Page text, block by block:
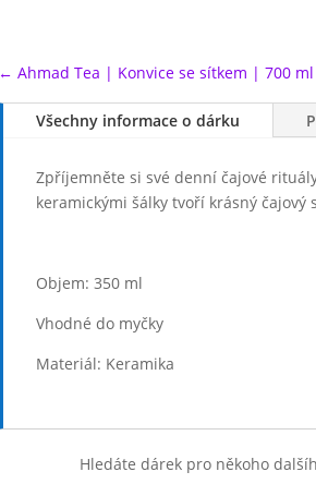
←Ahmad Tea | Konvice se sítkem | 700 ml
Všechny informace o dárku
Zpříjemněte si své denní čajové
keramickými šálky tvoří krásný
Objem: 350 ml
Vhodné do myčky
Materiál: Keramika
dárkem od nás.
Hledáte dárek pro někoho